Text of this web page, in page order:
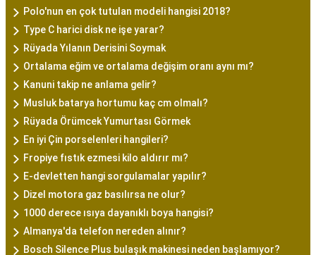
Polo'nun en çok tutulan modeli hangisi 2018?
Type C harici disk ne işe yarar?
Rüyada Yılanın Derisini Soymak
Ortalama eğim ve ortalama değişim oranı aynı mı?
Kanuni takip ne anlama gelir?
Musluk batarya hortumu kaç cm olmalı?
Rüyada Örümcek Yumurtası Görmek
En iyi Çin porselenleri hangileri?
Fropiye fıstık ezmesi kilo aldırır mı?
E-devletten hangi sorgulamalar yapılır?
Dizel motora gaz basılırsa ne olur?
1000 derece ısıya dayanıklı boya hangisi?
Almanya'da telefon nereden alınır?
Bosch Silence Plus bulaşık makinesi neden başlamıyor?